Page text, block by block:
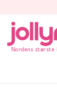
innehållet
Nordens største